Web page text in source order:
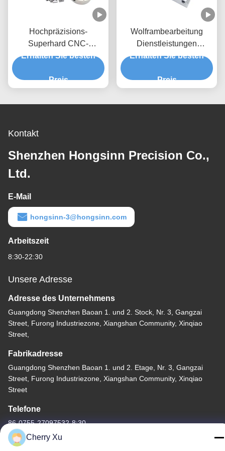
Hochpräzisions-
Superhard CNC-
Bearbeitete Teile mit
Ausrüstungsautomatisierung
Erhalten Sie besten
Preis
Wolframbearbeitung
Dienstleistungen
Karbidbearbeitung
Schwierigkeitsgröße Teile
Erhalten Sie besten
Preis
Kontakt
Shenzhen Hongsinn Precision Co.,
Ltd.
E-Mail
hongsinn-3@hongsinn.com
Arbeitszeit
8:30-22:30
Unsere Adresse
Adresse des Unternehmens
Guangdong Shenzhen Baoan 1. und 2. Stock, Nr. 3, Gangzai
Street, Furong Industriezone, Xiangshan Community, Xinqiao
Street,
Fabrikadresse
Guangdong Shenzhen Baoan 1. und 2. Etage, Nr. 3, Gangzai
Street, Furong Industriezone, Xiangshan Community, Xinqiao
Street
Telefone
86-0755-27097532-8:30
Cherry Xu